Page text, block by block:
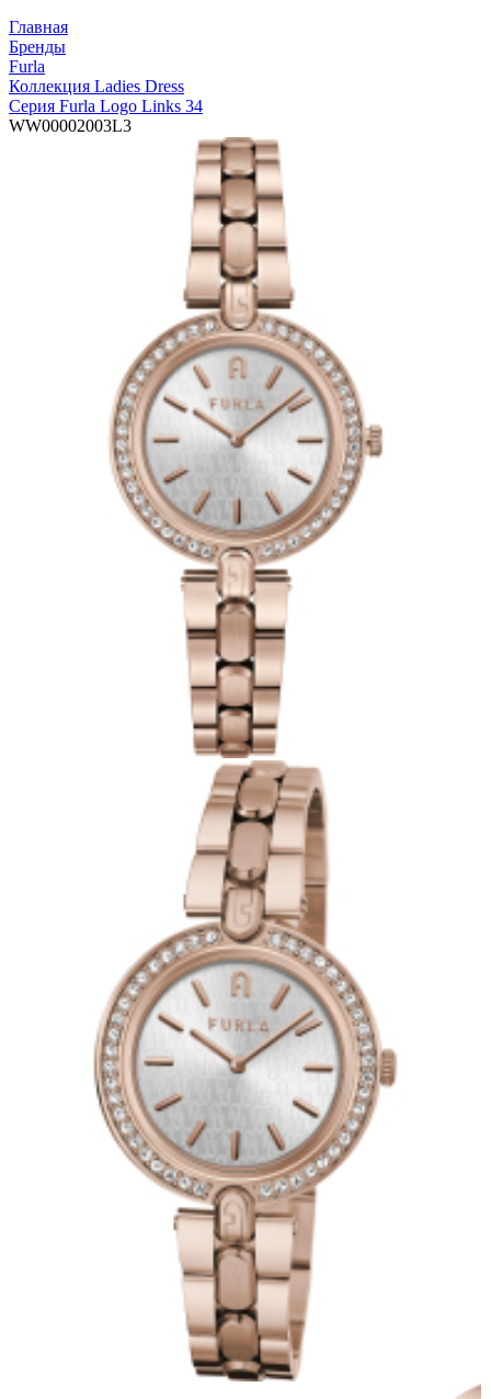
Главная
Бренды
Furla
Коллекция Ladies Dress
Серия Furla Logo Links 34
WW00002003L3